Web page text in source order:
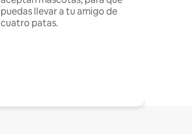
puedas llevar a tu amigo de
cuatro patas.